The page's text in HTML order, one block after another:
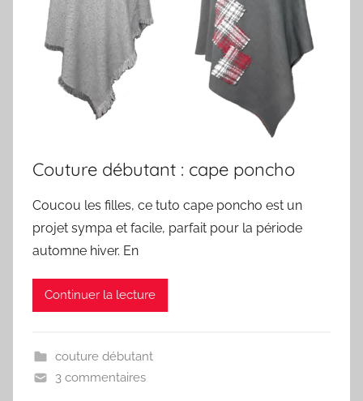
Couture débutant : cape poncho
Coucou les filles, ce tuto cape poncho est un
projet sympa et facile, parfait pour la période
automne hiver. En
Continuer la lecture
couture débutant
3 commentaires